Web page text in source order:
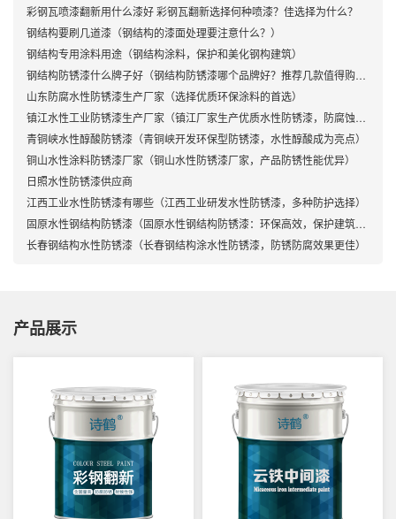
彩钢瓦喷漆翻新用什么漆好 彩钢瓦翻新选择何种喷漆？佳选择为什么？
钢结构要刷几道漆（钢结构的漆面处理要注意什么？）
钢结构专用涂料用途（钢结构涂料，保护和美化钢构建筑）
钢结构防锈漆什么牌子好（钢结构防锈漆哪个品牌好？推荐几款值得购买的防锈漆）
山东防腐水性防锈漆生产厂家（选择优质环保涂料的首选）
镇江水性工业防锈漆生产厂家（镇江厂家生产优质水性防锈漆，防腐蚀效果好！）
青铜峡水性醇酸防锈漆（青铜峡开发环保型防锈漆，水性醇酸成为亮点）
铜山水性涂料防锈漆厂家（铜山水性防锈漆厂家，产品防锈性能优异）
日照水性防锈漆供应商
江西工业水性防锈漆有哪些（江西工业研发水性防锈漆，多种防护选择）
固原水性钢结构防锈漆（固原水性钢结构防锈漆：环保高效，保护建筑安全）
长春钢结构水性防锈漆（长春钢结构涂水性防锈漆，防锈防腐效果更佳）
产品展示